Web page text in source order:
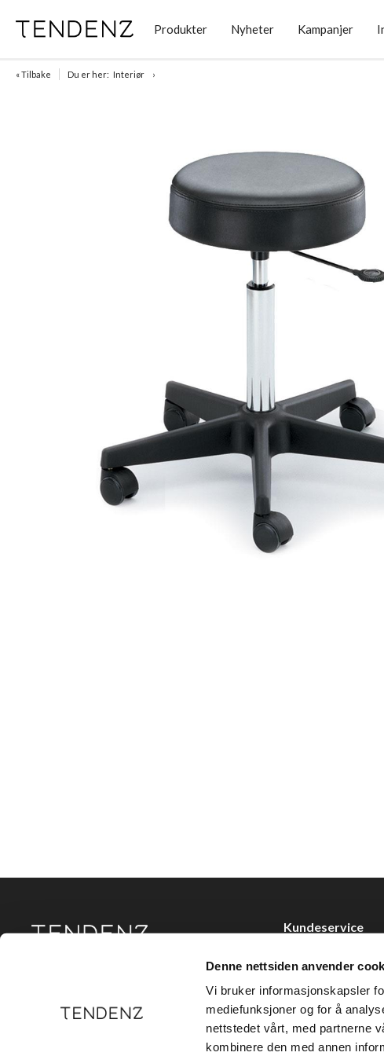
Denne nettsiden anvender
Vi bruker informasjonskapsler
mediefunksjoner og for å
nettstedet vårt, med partnerne
kombinere den med annen
Produkter Nyheter Kampanjer
« Tilbake Du er her: Interiør
Tendenz Hårpleie AS er en solid totalleverandør av
eksklusive merker og profesjonelle produkter til
Kundeservice
Kjøpsvilkår
Personvern
Holtegata 26, 0355